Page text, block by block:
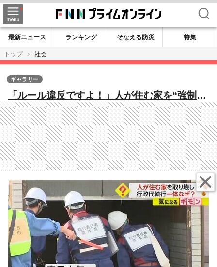
検索
最新ニュース ランキング そなえる防災
特集
トップ
社会
「ルール違反ですよ！」人が住む家を“強制取
り壊し” 所有者の女性は激怒…都市計画のた
め“行政代執行”に 熊本市
ギャラリー